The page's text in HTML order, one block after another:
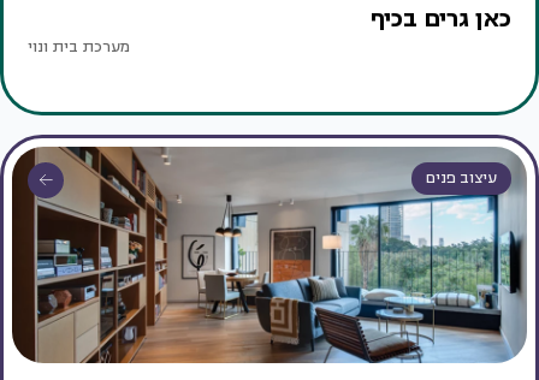
כאן גרים בכיף
מערכת בית ונוי
עיצוב פנים